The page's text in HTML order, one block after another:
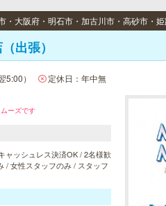
出張）
）
定休日：年中無
ーズです
ャッシュレス決済OK / 2名様歓
/ 女性スタッフのみ / スタッフ